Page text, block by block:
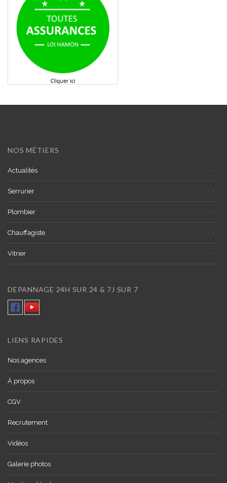
NOS MÉTIERS
Actualités
Serrurier
Plombier
Chauffagiste
Vitrier
DEPANNAGE 24H SUR 24 & 7J SUR 7
LIENS RAPIDES
Nos agences
À propos
CGV
Recrutement
Vidéos
Galerie photos